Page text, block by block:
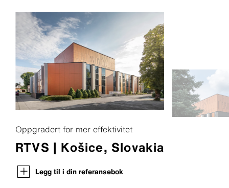
Om oss
Rådgivning
Inspirasjon
Nedlastninger og dokumentasjon
Bærekraft
Bestill produktprøver
Oppgradert for mer effektivitet
RTVS | Košice, Slovakia
Legg til i din referansebok